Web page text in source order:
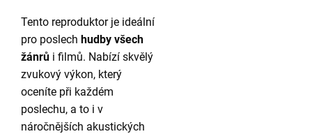
Tento reproduktor je ideální
pro poslech hudby všech
žánrů i filmů. Nabízí skvělý
zvukový výkon, který
oceníte při každém
poslechu, a to i v
náročnějších akustických